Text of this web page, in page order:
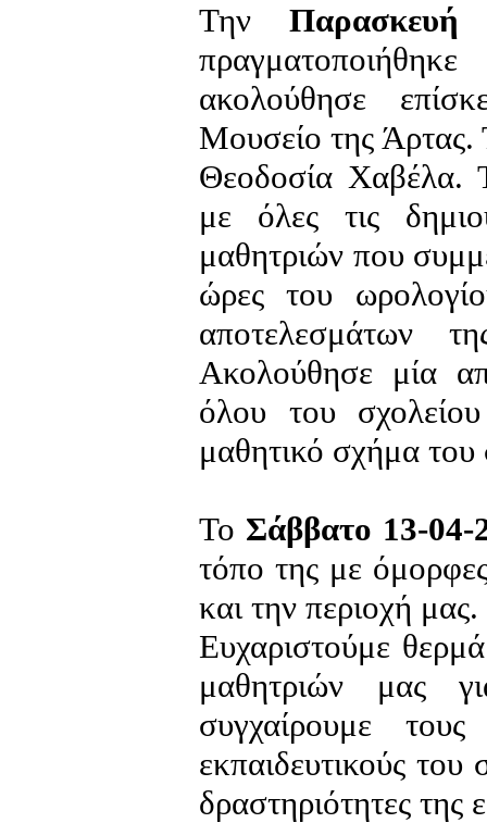
ΤηνΠαρασκευή
ακολούθησε
Μουσείο της
Θεοδοσία Χαβέλα.
με όλες τις
μαθητριών που
ώρες του
αποτελεσμάτων
Ακολούθησε μία
όλου του
μαθητικό σχήμα
Το Σάββατο 13-04-
τόπο της με
και την περιοχή μας.
Ευχαριστούμε
μαθητριών μας
συγχαίρουμε
εκπαιδευτικούς του
δραστηριότητες της